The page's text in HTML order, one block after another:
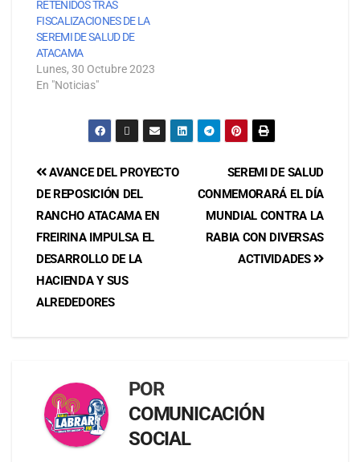
RETENIDOS TRAS
FISCALIZACIONES DE LA
SEREMI DE SALUD DE
ATACAMA
Lunes, 30 Octubre 2023
En "Noticias"
SEREMI DE SALUD
CONMEMORARÁ EL DÍA
MUNDIAL CONTRA LA
RABIA CON DIVERSAS
ACTIVIDADES
AVANCE DEL PROYECTO
DE REPOSICIÓN DEL
RANCHO ATACAMA EN
FREIRINA IMPULSA EL
DESARROLLO DE LA
HACIENDA Y SUS
ALREDEDORES
POR
COMUNICACIÓN
SOCIAL